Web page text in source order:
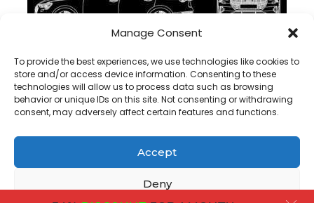
Manage Consent
To provide the best experiences, we use technologies like cookies to
store and/or access device information. Consenting to these
technologies will allow us to process data such as browsing
behavior or unique IDs on this site. Not consenting or withdrawing
consent, may adversely affect certain features and functions.
Accept
Deny
Copyright@ www.freecadplan.com
Privacy Policy-About Us-Contact-Cookies